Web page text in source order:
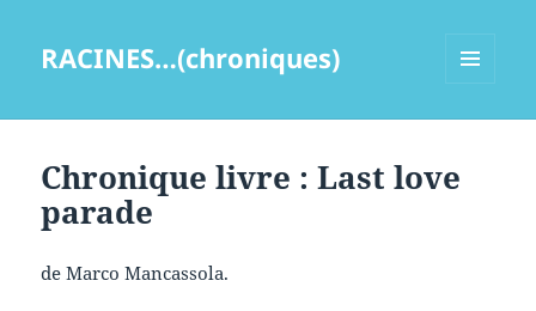
RACINES…(chroniques)
Chronique livre : Last love
parade
de Marco Mancassola.